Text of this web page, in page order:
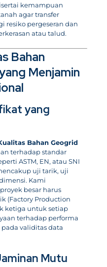
kemampuan
agar transfer
resiko pergeseran dan
atau talud.
Bahan
Menjamin
yang
Bahan Geogrid
terhadap standar
ASTM, EN, atau SNI
uji tarik, uji
Kami
besar harus
(Factory Production
ketiga untuk setiap
terhadap performa
validitas data
Mutu